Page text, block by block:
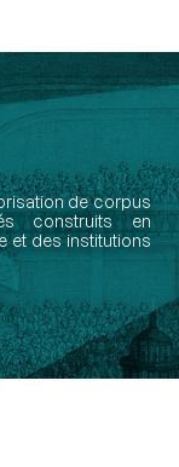
de corpus
construits en
et des institutions